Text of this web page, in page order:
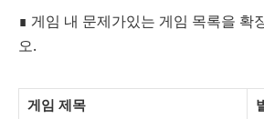
∎ 게임 내 문제가있는 게임 목록을 확
오.
게임 제목